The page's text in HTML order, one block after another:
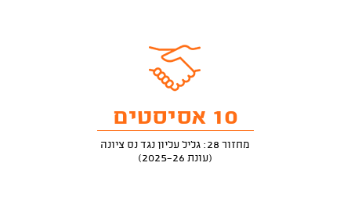
10 אסיסטים
מחזור 28: גליל עליון נגד נס ציונה
(עונת 2025-26)